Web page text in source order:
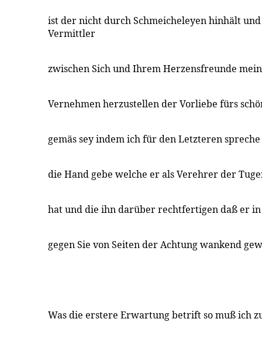
ist der nicht durch Schmeicheleyen hinhält
Vermittler
zwischen Sich und Ihrem Herzensfreunde
Vernehmen herzustellen der Vorliebe fürs
gemäs sey indem ich für den Letzteren
die Hand gebe welche er als Verehrer der
hat und die ihn darüber rechtfertigen daß er
gegen Sie von Seiten der Achtung wankend
Was die erstere Erwartung betrift so muß ich